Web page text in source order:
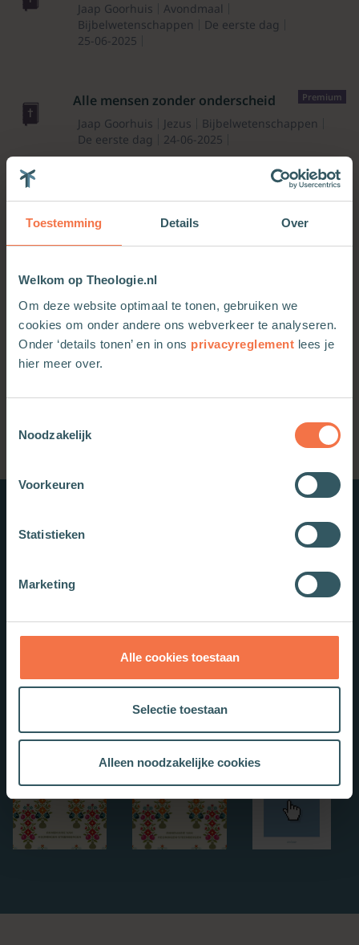
Toestemming Details Over
Welkom op Theologie.nl
Om deze website optimaal te tonen, gebruiken we
cookies om onder andere ons webverkeer te analyseren.
Onder ‘details tonen’ en in ons privacyreglement lees je
hier meer over.
Noodzakelijk
Voorkeuren
Statistieken
Marketing
Alle cookies toestaan
Selectie toestaan
Alleen noodzakelijke cookies
Jaap Goorhuis
Avondmaal
Bijbelwetenschappen
De eerste dag
25-06-2025
Premium
Alle mensen zonder onderscheid
Jaap Goorhuis Jezus
Bijbelwetenschappen
De eerste dag
24-06-2025
Johannes de Doper
Jaap Goorhuis Jezus
Bijbelwetenschappen
Bezint eer ge begint
Jaap Goorhuis
Navolging
Bijbelwetenschappen
De eerste dag
12-06-2025